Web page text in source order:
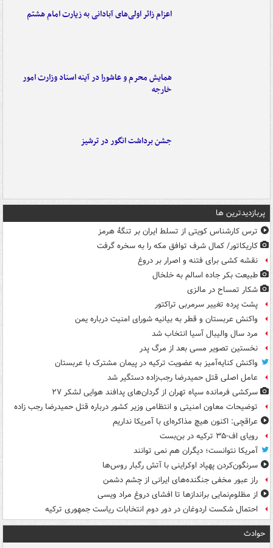
اعزام زائر اولی‌های آبادانی به زیارت امام هشتم
همایش محرم و عاشورا در آینه اسناد وزارت امور
خارجه
جشن برداشت انگور در ترشیز
پربازدیدترین ها
ترس کارشناس کویتی از تسلط ایران بر تنگۀ هرمز
کاریکاتور/ کمال شرف توافق مکه را به سخره گرفت
نقشه کشی برای فتنه و اصرار بر دروغ
طبیعت بکر جاده اسالم به خلخال
شکار تمساح در مالزی
پشت پرده تغییر سرمربی تراکتور
واکنش عربستان و قطر به بیانیه شورای امنیت درباره یمن
مرد سال والیبال آسیا انتخاب شد
نخستین تصویر مسی بعد از مرگ پدر
واکنش کنایه‌آمیز به عضویت ترکیه در پیمان مشترک با عربستان
عامل اصلی قتل حمیدرضا رجب‌زاده دستگیر شد
سرکشی فرمانده سپاه تهران از گردان‌های پدافند هوایی لشکر ۲۷
توضیحات معاون امنیتی و انتظامی وزیر کشور درباره قتل حمیدرضا رجب زاده
عراقچی: اکنون هیچ مذاکره‌ای با آمریکا نداریم
رویای اف-۳۵ ترکیه در بن‌بست
آمریکا نتوانست؛ دیگران هم نمی توانند
سرنگون‌کردن پهپاد اوکراینی با آتش رگبار روس‌ها
راز عبور مخفی جنگنده‌های ایرانی از چشم دشمن
از مظلوم‌نمایی براندازها تا افشای دروغ مراد ویسی
احتمال شکست اردوغان در دور دوم انتخابات ریاست جمهوری ترکیه
حوادث